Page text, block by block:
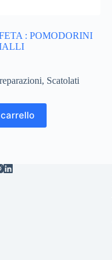
: POMODORINI
, Scatolati